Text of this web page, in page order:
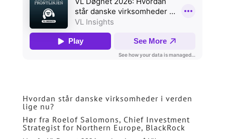
Hvordan står danske virksomheder i verden
lige nu?
Hør fra Roelof Salomons, Chief Investment
Strategist for Northern Europe, BlackRock